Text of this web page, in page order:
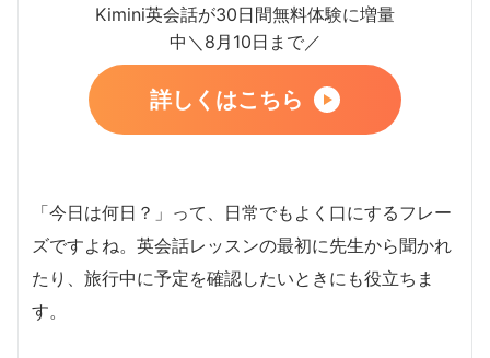
Kimini英会話が30日間無料体験に増量
中＼8月10日まで／
詳しくはこちら
「今日は何日？」って、日常でもよく口にするフレー
ズですよね。英会話レッスンの最初に先生から聞かれ
たり、旅行中に予定を確認したいときにも役立ちま
す。